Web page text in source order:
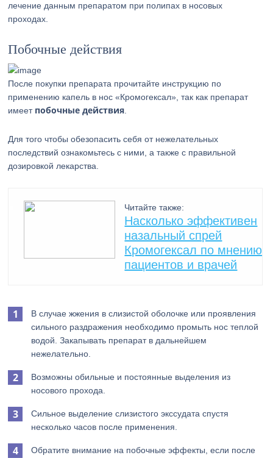
лечение данным препаратом при полипах в носовых
проходах.
Побочные действия
После покупки препарата прочитайте инструкцию по
применению капель в нос «Кромогексал», так как препарат
имеет побочные действия
Для того чтобы обезопасить себя от нежелательных
последствий ознакомьтесь с ними, а также с правильной
дозировкой лекарства.
Читайте также:
Насколько эффективен
назальный спрей
Кромогексал по мнению
пациентов и врачей
В случае жжения в слизистой оболочке или проявления
сильного раздражения необходимо промыть нос теплой
водой. Закапывать препарат в дальнейшем
нежелательно.
Возможны обильные и постоянные выделения из
носового прохода.
Сильное выделение слизистого экссудата спустя
несколько часов после применения.
Обратите внимание на побочные эффекты, если после